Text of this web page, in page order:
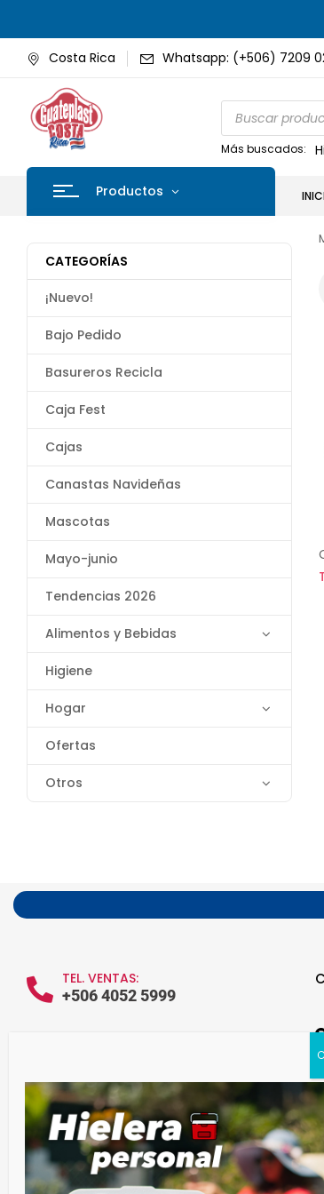
Costa Rica Whatsapp: (+506) 7209
Más buscados:
Productos
CATEGORÍAS
¡Nuevo!
Bajo Pedido
Basureros Recicla
Caja Fest
Cajas
Canastas Navideñas
Mascotas
Mayo-junio
Tendencias 2026
Alimentos y Bebidas
Higiene
Hogar
Ofertas
Otros
TEL. VENTAS:
+506 4052 5999
Guateplast Costa Rica.
Fabricante y distribuidor de productos